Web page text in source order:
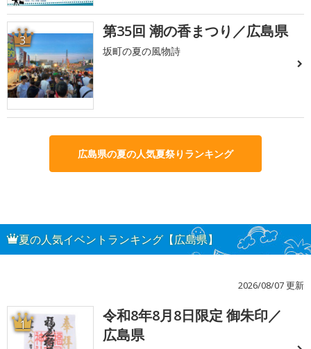
3 第35回 潮の香まつり／広島県
坂町の夏の風物詩
広島県の夏の人気夏祭りランキング
夏の人気イベントランキング【広島県】
2026/08/07 更新
1
令和8年8月8日限定 御朱印／
広島県